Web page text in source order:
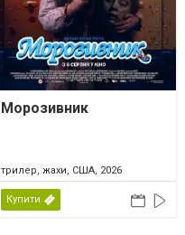
Морозивник
трилер, жахи, США, 2026
Купити